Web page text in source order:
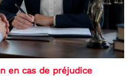
en cas de préjudice